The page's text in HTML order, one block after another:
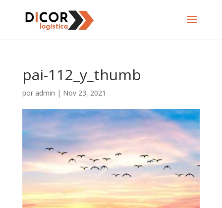
pai-112_y_thumb
por admin | Nov 23, 2021